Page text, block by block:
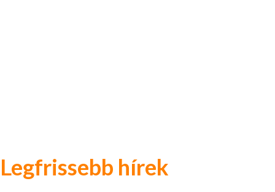
Legfrissebb hírek